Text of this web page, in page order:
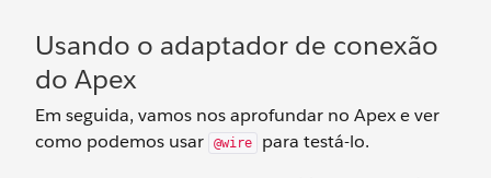
Usando o adaptador de conexão
do Apex
Em seguida, vamos nos aprofundar no Apex e ver
como podemos usar
@wire
para testá-lo.